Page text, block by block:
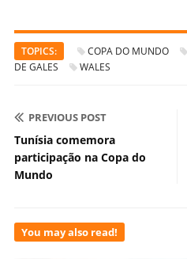
TOPICS: COPA DO MUNDO
DE GALES
WALES
PREVIOUS POST
Tunísia comemora
participação na Copa do
Mundo
You may also read!